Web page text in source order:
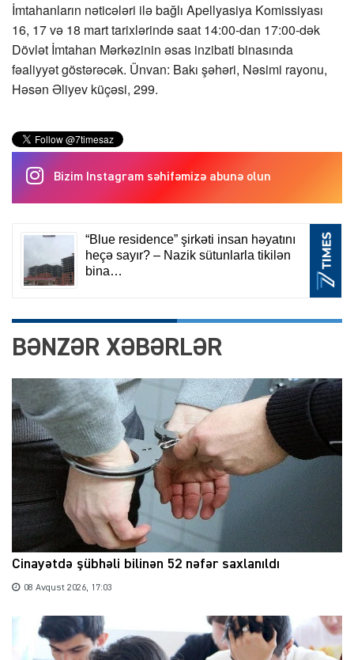
İmtahanların nəticələri ilə bağlı Apellyasiya Komissiyası
16, 17 və 18 mart tarixlərində saat 14:00-dan 17:00-dək
Dövlət İmtahan Mərkəzinin əsas inzibati binasında
fəaliyyət göstərəcək. Ünvan: Bakı şəhəri, Nəsimi rayonu,
Həsən Əliyev küçəsi, 299.
Bizim Instagram səhifəmizə abunə olun
BƏNZƏR XƏBƏRLƏR
Cinayətdə şübhəli bilinən 52 nəfər saxlanıldı
08 Avqust 2026, 17:03